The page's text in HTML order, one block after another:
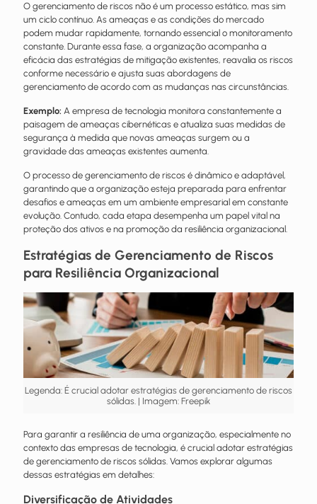
O gerenciamento de riscos não é um processo estático, mas sim
um ciclo contínuo. As ameaças e as condições do mercado
podem mudar rapidamente, tornando essencial o monitoramento
constante. Durante essa fase, a organização acompanha a
eficácia das estratégias de mitigação existentes, reavalia os riscos
conforme necessário e ajusta suas abordagens de
gerenciamento de acordo com as mudanças nas circunstâncias.
Exemplo: A empresa de tecnologia monitora constantemente a
paisagem de ameaças cibernéticas e atualiza suas medidas de
segurança à medida que novas ameaças surgem ou a
gravidade das ameaças existentes aumenta.
O processo de gerenciamento de riscos é dinâmico e adaptável,
garantindo que a organização esteja preparada para enfrentar
desafios e ameaças em um ambiente empresarial em constante
evolução. Contudo, cada etapa desempenha um papel vital na
proteção dos ativos e na promoção da resiliência organizacional.
Estratégias de Gerenciamento de Riscos
para Resiliência Organizacional
Legenda: É crucial adotar estratégias de gerenciamento de riscos
sólidas. | Imagem: Freepik
Para garantir a resiliência de uma organização, especialmente no
contexto das empresas de tecnologia, é crucial adotar estratégias
de gerenciamento de riscos sólidas. Vamos explorar algumas
dessas estratégias em detalhes:
Diversificação de Atividades